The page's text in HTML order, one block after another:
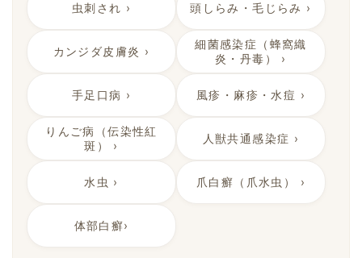
虫刺され › 頭しらみ・毛じらみ ›
カンジダ皮膚炎 ›
細菌感染症（蜂窩織
炎・丹毒） ›
手足口病 › 風疹・麻疹・水痘 ›
りんご病（伝染性紅
斑） ›
人獣共通感染症 ›
水虫 › 爪白癬（爪水虫） ›
体部白癬›